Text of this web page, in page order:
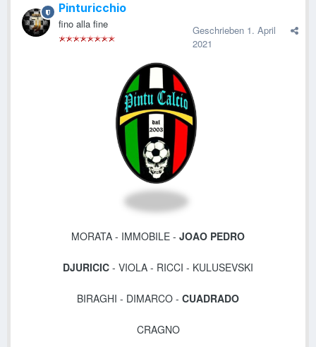
Pinturicchio
fino alla fine Geschrieben 1. April
2021
MORATA - IMMOBILE - JOAO PEDRO
DJURICIC - VIOLA - RICCI - KULUSEVSKI
BIRAGHI - DIMARCO - CUADRADO
CRAGNO